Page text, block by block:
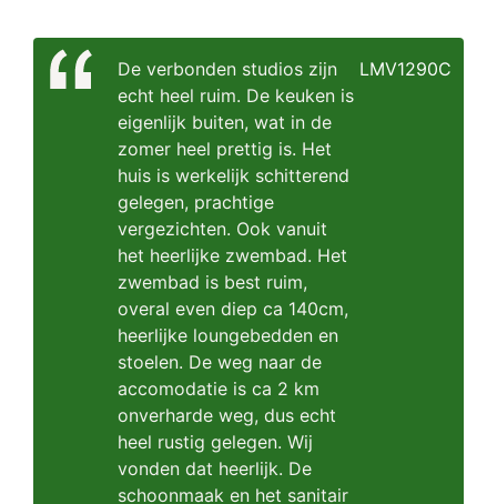
De verbonden studios zijn
echt heel ruim. De keuken is
eigenlijk buiten, wat in de
zomer heel prettig is. Het
huis is werkelijk schitterend
gelegen, prachtige
vergezichten. Ook vanuit
het heerlijke zwembad. Het
zwembad is best ruim,
overal even diep ca 140cm,
heerlijke loungebedden en
stoelen. De weg naar de
accomodatie is ca 2 km
onverharde weg, dus echt
heel rustig gelegen. Wij
vonden dat heerlijk. De
schoonmaak en het sanitair
LMV1290C